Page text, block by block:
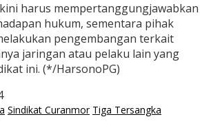
harus mempertanggungjawabkan
hukum, sementara pihak
pengembangan terkait
jaringan atau pelaku lain yang
ini. (*/HarsonoPG)
Sindikat Curanmor Tiga Tersangka